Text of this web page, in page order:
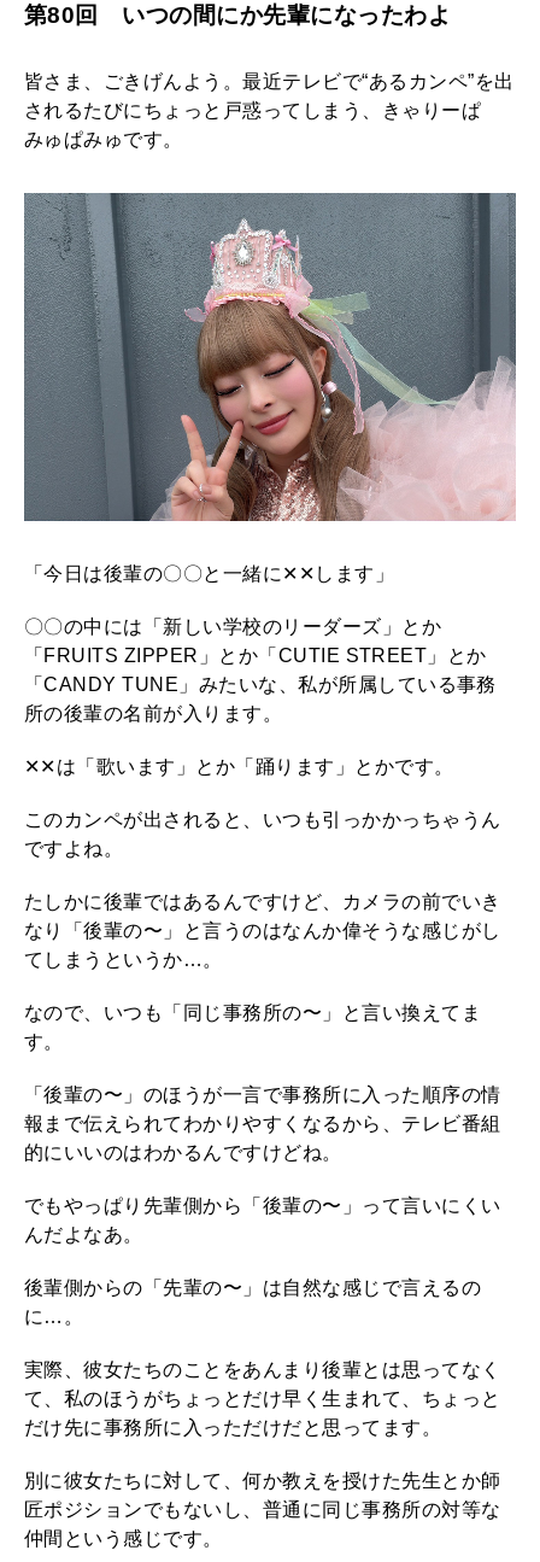
2026年7月号「鎌倉 ローカルが 教えてくれた 本当の歩き方。」
2026年6月号「大銀座 トレンドが生まれる 新しい一流店へ。」
2026年5月号「“大好き”に出会いに。韓国」
2026年4月号「未来をつくる、学びの教科書。」
2026年3月号「スイーツ予想図 2026」
2026年2月号「良運を掴む 新・開運術。」
2026年1月号「猫がいれば、幸せ」
2025年12月号「お酒の新常識。」
MAGAZINE MOOK
わ
よ
コ
ラ
ム
〜
第
8
0
回
い
つ
の
に
か
先
輩
な
っ
た
わ
よ
第80回 いつの間にか先輩になったわよ
皆さま、ごきげんよう。最近テレビで“あるカンペ”を出
されるたびにちょっと戸惑ってしまう、きゃりーぱ
みゅぱみゅです。
「今日は後輩の〇〇と一緒に✕✕します」
〇〇の中には「新しい学校のリーダーズ」とか
「FRUITS ZIPPER」とか「CUTIE STREET」とか
「CANDY TUNE」みたいな、私が所属している事務
所の後輩の名前が入ります。
✕✕は「歌います」とか「踊ります」とかです。
このカンペが出されると、いつも引っかかっちゃうん
ですよね。
たしかに後輩ではあるんですけど、カメラの前でいき
なり「後輩の〜」と言うのはなんか偉そうな感じがし
てしまうというか…。
なので、いつも「同じ事務所の〜」と言い換えてま
す。
「後輩の〜」のほうが一言で事務所に入った順序の情
報まで伝えられてわかりやすくなるから、テレビ番組
的にいいのはわかるんですけどね。
でもやっぱり先輩側から「後輩の〜」って言いにくい
んだよなあ。
後輩側からの「先輩の〜」は自然な感じで言えるの
に…。
実際、彼女たちのことをあんまり後輩とは思ってなく
て、私のほうがちょっとだけ早く生まれて、ちょっと
だけ先に事務所に入っただけだと思ってます。
別に彼女たちに対して、何か教えを授けた先生とか師
匠ポジションでもないし、普通に同じ事務所の対等な
仲間という感じです。